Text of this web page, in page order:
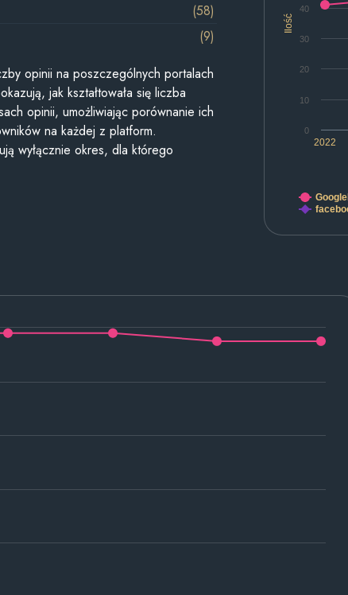
Ilość
2022
0
10
20
30
40
(58)
(9)
opinii na poszczególnych portalach
jak kształtowała się liczba
opinii, umożliwiając porównanie ich
na każdej z platform.
wyłącznie okres, dla którego